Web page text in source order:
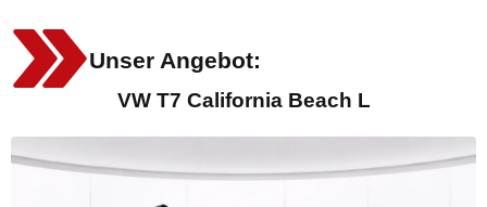
Unser Angebot:
VW T7 California Beach L